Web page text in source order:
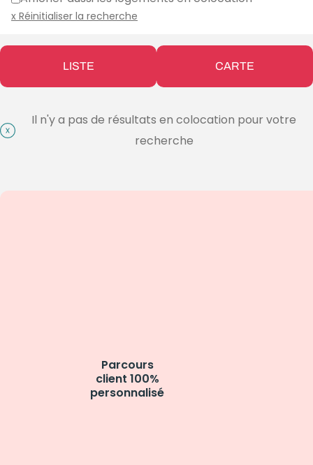
x Réinitialiser la recherche
LISTE CARTE
Il n'y a pas de résultats en colocation pour votre
recherche
Parcours
client 100%
personnalisé